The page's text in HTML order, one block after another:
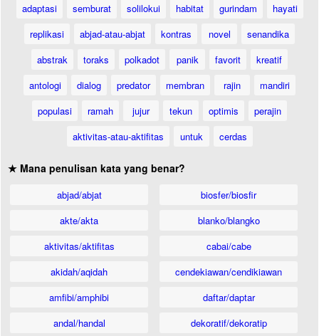
adaptasi
semburat solilokui habitat gurindam
hayati
replikasi
abjad-atau-abjat kontras novel
senandika
abstrak
toraks polkadot panik favorit
kreatif
antologi
dialog predator membran rajin
mandiri
populasi
ramah jujur tekun optimis
perajin
aktivitas-atau-aktifitas
untuk cerdas
★ Mana penulisan kata yang benar?
abjad/abjat
akte/akta
aktivitas/aktifitas
akidah/aqidah
amfibi/amphibi
andal/handal
biosfer/biosfir
blanko/blangko
cabai/cabe
cendekiawan/cendikiawan
daftar/daptar
dekoratif/dekoratip